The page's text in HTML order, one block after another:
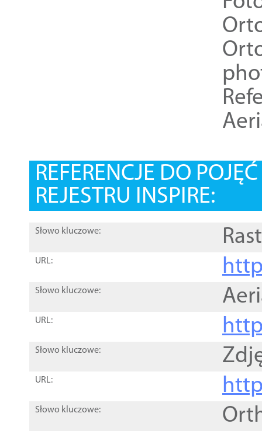
REFERENCJE DO
REJESTRU INSPIRE:
Słowo kluczowe:
URL:
Słowo kluczowe:
URL:
Słowo kluczowe:
URL:
Słowo kluczowe: